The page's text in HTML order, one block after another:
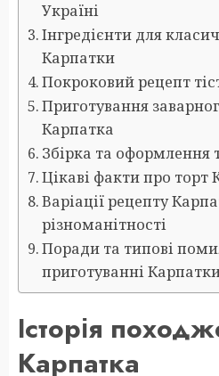
Україні
Інгредієнти для
Карпатки
Покроковий рецепт
Приготування
Карпатка
Збірка та оформлення
Цікаві факти про торт
Варіації рецепту
різноманітності
Поради та типові
приготуванні
Історія
Карпатка